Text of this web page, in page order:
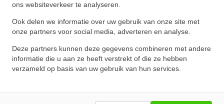
ons websiteverkeer te analyseren.
Ook delen we informatie over uw gebruik van onze site met
onze partners voor social media, adverteren en analyse.
Deze partners kunnen deze gegevens combineren met andere
informatie die u aan ze heeft verstrekt of die ze hebben
verzameld op basis van uw gebruik van hun services.
★★★★
★★★★
Schrijf een review!